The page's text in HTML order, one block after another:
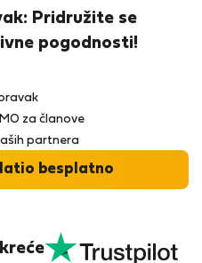
Pridružite se
pogodnosti!
za članove
partnera
besplatno